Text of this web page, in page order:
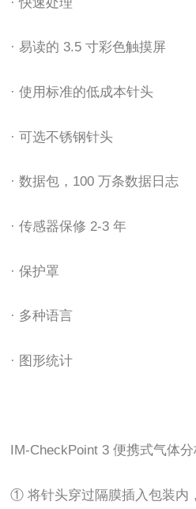
· 易读的 3.5 寸彩色触摸屏
· 使用标准的低成本针头
· 可选不锈钢针头
· 数据包，100 万条数据日志
· 传感器保修 2-3 年
· 保护罩
· 多种语言
· 图形统计
IM-CheckPoint 3 便携式气体分析
① 将针头穿过隔膜插入包装内